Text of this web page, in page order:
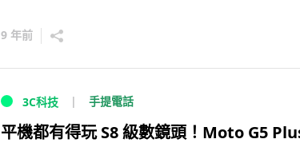
9 年前
3C科技 手提電話
平機都有得玩 S8 級數鏡頭！Moto G5